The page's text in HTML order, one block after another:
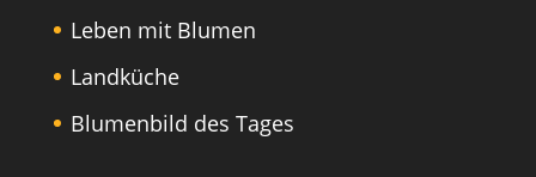
Leben mit Blumen
Landküche
Blumenbild des Tages